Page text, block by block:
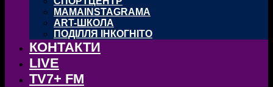
MAMAINSTAGRAMA
ART-ШКОЛА
ПОДІЛЛЯ ІНКОГНІТО
КОНТАКТИ
LIVE
TV7+ FM